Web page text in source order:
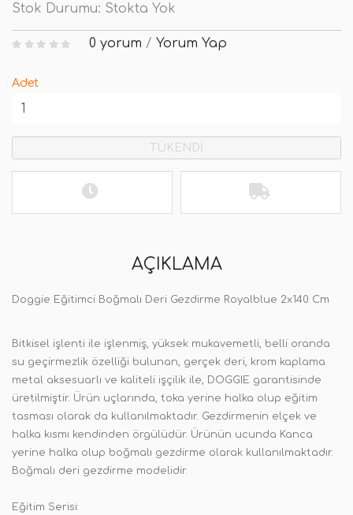
Stok Durumu: Stokta Yok
0 yorum / Yorum Yap
Adet
TÜKENDİ
AÇIKLAMA
Doggie Eğitimci Boğmalı Deri Gezdirme Royalblue 2x140 Cm
Bitkisel işlenti ile işlenmiş, yüksek mukavemetli, belli oranda
su geçirmezlik özelliği bulunan, gerçek deri, krom kaplama
metal aksesuarlı ve kaliteli işçilik ile, DOGGIE garantisinde
üretilmiştir. Ürün uçlarında, toka yerine halka olup eğitim
tasması olarak da kullanılmaktadır. Gezdirmenin elçek ve
halka kısmı kendinden örgülüdür. Ürünün ucunda Kanca
yerine halka olup boğmalı gezdirme olarak kullanılmaktadır.
Boğmalı deri gezdirme modelidir.
Eğitim Serisi: